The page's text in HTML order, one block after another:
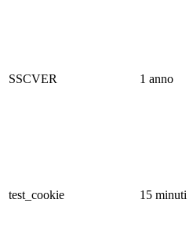
SSCVER 1 anno
test_cookie 15 minuti